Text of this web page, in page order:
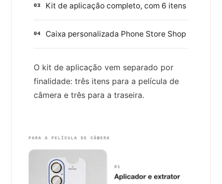
03 Kit de aplicação completo, com 6 itens
04 Caixa personalizada Phone Store Shop
O kit de aplicação vem separado por
finalidade: três itens para a película de
câmera e três para a traseira.